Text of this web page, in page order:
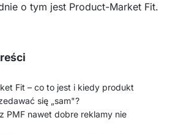
o tym jest Product-Market Fit.
Fit – co to jest i kiedy produkt
się „sam"?
PMF nawet dobre reklamy nie